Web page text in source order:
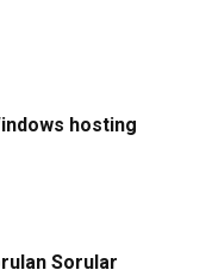
hosting
Sorular